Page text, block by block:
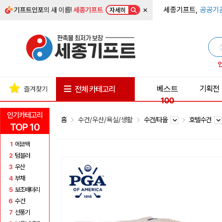
기프트인포의 새 이름!세종기프트 자세히 × 세종기프트, 공공기
인기카테고리
TOP 10
1 에코백
2 텀블러
3 우산
4 부채
5 보조배터리
6 수건
7 선풍기
즐겨찾기 전체 카테고리
베스트
100
기획전
홈 수건/우산/욕실/생활 수건/타올 호텔수건